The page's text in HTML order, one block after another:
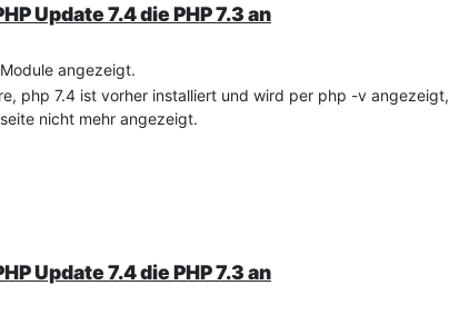
Update 7.4 die PHP 7.3 an
angezeigt.
php 7.4 ist vorher installiert und wird per php -v angezeigt,
nicht mehr angezeigt.
Update 7.4 die PHP 7.3 an